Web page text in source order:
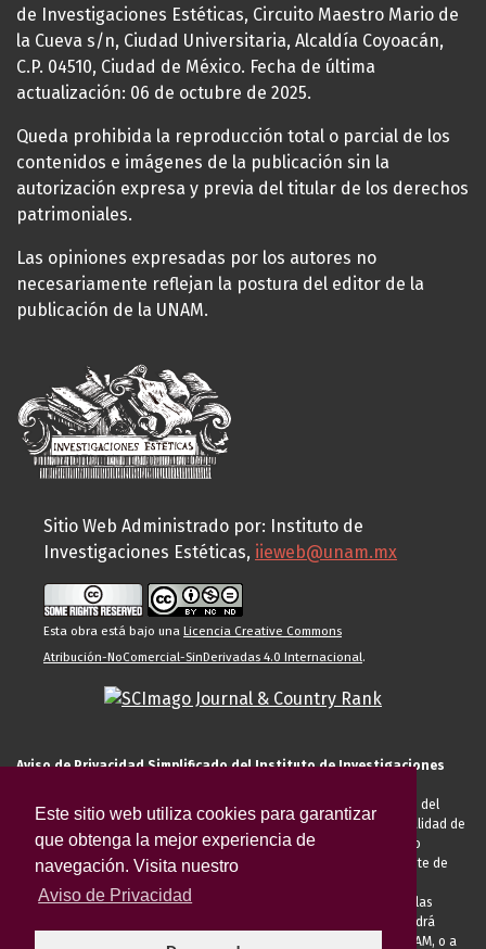
Este sitio web utiliza cookies para garantizar
que obtenga la mejor experiencia de
navegación. Visita nuestro
Aviso de Privacidad
de Investigaciones Estéticas, Circuito Maestro Mario de
la Cueva s/n, Ciudad Universitaria, Alcaldía Coyoacán,
C.P. 04510, Ciudad de México. Fecha de última
actualización: 06 de octubre de 2025.
Queda prohibida la reproducción total o parcial de los
contenidos e imágenes de la publicación sin la
autorización expresa y previa del titular de los derechos
patrimoniales.
Las opiniones expresadas por los autores no
necesariamente reflejan la postura del editor de la
publicación de la UNAM.
Sitio Web Administrado por: Instituto de
Investigaciones Estéticas, iieweb@unam.mx
Esta obra está bajo una Licencia Creative Commons
Atribución-NoComercial-SinDerivadas 4.0 Internacional.
Aviso de Privacidad Simplificado del Instituto de Investigaciones
El Instituto de Investigaciones Estéticas de la UNAM, es responsable del
tratamiento de sus datos personales para el registro de usted en calidad de
alumno, docente, personal de la entidad académica, conferencista o
invitado externo (nacional o extranjero), visitante, proveedor o cliente de
anteriormente descritas u otras aquellas exigidas legalmente o por las
autoridades competentes podrá transferir sus datos personales. Podrá
ejercer sus derechos ARCO en la Unidad de Transparencia de la UNAM, o a